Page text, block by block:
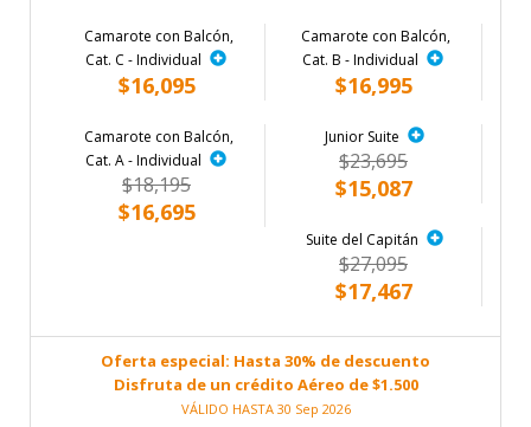
Camarote con Balcón,
Cat. C - Individual
$16,095
Camarote con Balcón,
Cat. B - Individual
$16,995
Camarote con Balcón,
Cat. A - Individual
$18,195
$16,695
Junior Suite
$23,695
$15,087
Suite del Capitán
$27,095
$17,467
Oferta especial: Hasta 30% de descuento
Disfruta de un crédito Aéreo de $1.500
VÁLIDO HASTA 30 Sep 2026